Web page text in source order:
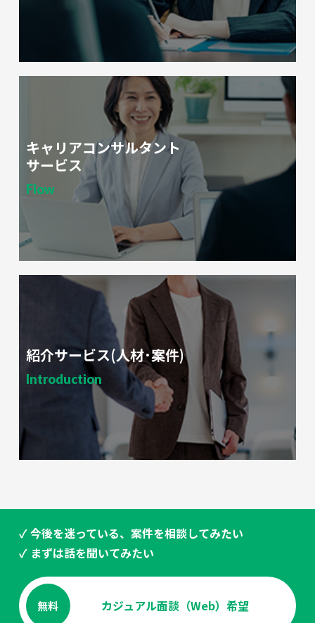
キャリアコンサルタント
サービス
Flow
紹介サービス(人材･案件)
Introduction
✓ 今後を迷っている、案件を相談してみたい
✓ まずは話を聞いてみたい
無料 カジュアル面談（Web）希望